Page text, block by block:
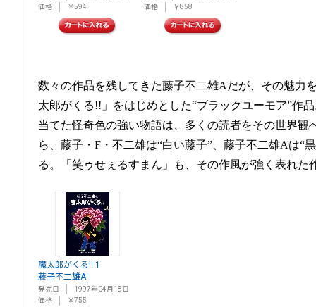
価格
￥594
価格
￥858
数々の作品を残してきた藤子不二雄Aだが、その魅力
太郎がくる!!」をはじめとした“ブラックユーモア”作
当てた怪奇色の強い物語は、多くの読者をその世界観
ら、藤子・F・不二雄は“白い藤子”、藤子不二雄Aは“
る。「笑ゥせぇるすまん」も、その作風が強く表れた
魔太郎がくる!! 1
藤子不二雄A
発売日
1997年04月18日
価格
￥755